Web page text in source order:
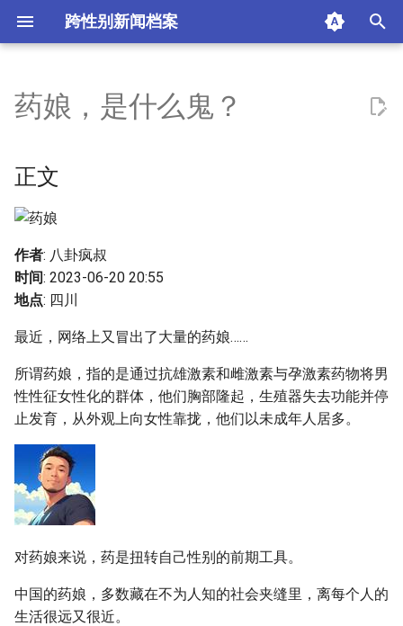
跨性别新闻档案
n
i
a
l
i
n
g
s
e
a
h
正文
糖的故事
药娘们迷茫的未来
人间失乐园
摘要与附加信息
附加信息 [Processed Page
Metadata]
药娘，是什么鬼？
正文
作者: 八卦疯叔
时间: 2023-06-20 20:55
地点: 四川
最近，网络上又冒出了大量的药娘……
所谓药娘，指的是通过抗雄激素和雌激素与孕激素药物将男
性性征女性化的群体，他们胸部隆起，生殖器失去功能并停
止发育，从外观上向女性靠拢，他们以未成年人居多。
对药娘来说，药是扭转自己性别的前期工具。
中国的药娘，多数藏在不为人知的社会夹缝里，离每个人的
生活很远又很近。